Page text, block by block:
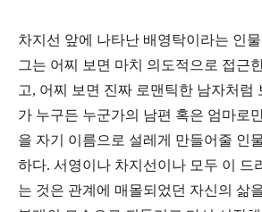
차지선 앞에 나타난 배영탁이라는 인
그는 어찌 보면 마치 의도적으로 접근
고, 어찌 보면 진짜 로맨틱한 남자처럼
가 누구든 누군가의 남편 혹은 엄마로
을 자기 이름으로 설레게 만들어줄 인
하다. 서영이나 차지선이나 모두 이 드
는 것은 관계에 매몰되었던 자신의 삶